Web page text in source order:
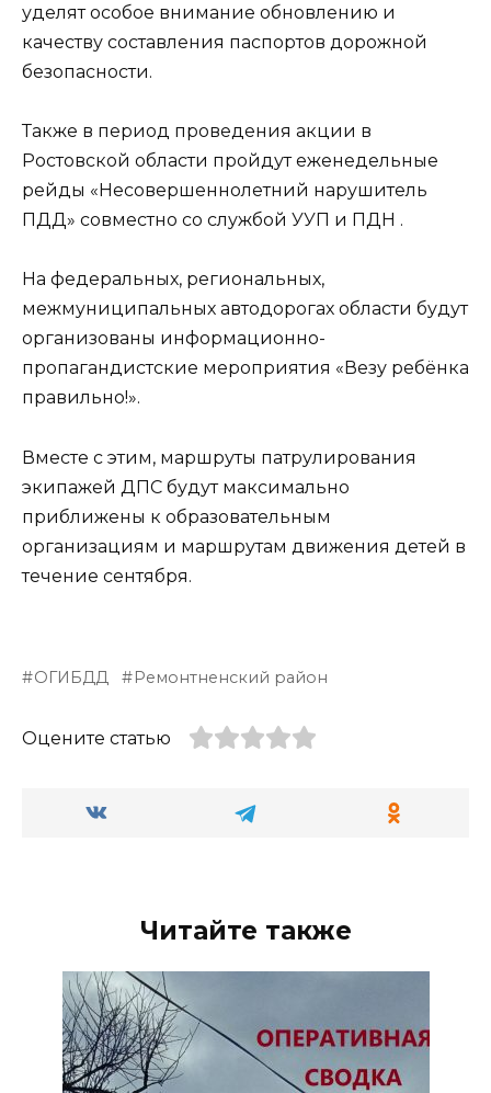
уделят особое внимание обновлению и
качеству составления паспортов дорожной
безопасности.
Также в период проведения акции в
Ростовской области пройдут еженедельные
рейды «Несовершеннолетний нарушитель
ПДД» совместно со службой УУП и ПДН .
На федеральных, региональных,
межмуниципальных автодорогах области будут
организованы информационно-
пропагандистские мероприятия «Везу ребёнка
правильно!».
Вместе с этим, маршруты патрулирования
экипажей ДПС будут максимально
приближены к образовательным
организациям и маршрутам движения детей в
течение сентября.
ОГИБДД Ремонтненский район
Оцените статью
Читайте также